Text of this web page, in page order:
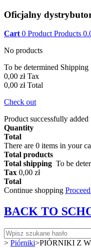
Oficjalny
Cart 0 Product Products
No products
To be determined Shipping
0,00 zł Tax
0,00 zł Total
Check out
Product successfully
Quantity
Total
There are 0 items in your
Total products
Total shipping To be
Tax 0,00 zł
Total
Continue shopping
BACK TO
> Piórniki>PIÓRNIKI Z